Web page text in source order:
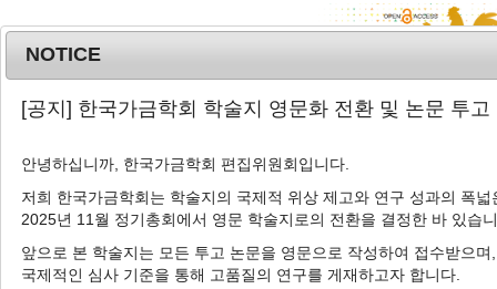
T
o
e
n
a
MENU
Korean J. Poult. Sci. 2024; 51(2):57-
63
pISSN: 1225-6625, eISSN: 2287-5387
Article
NOTICE
[공지] 한국가금학회 학술지 영문화 전환 및 논문 투고
안녕하십니까, 한국가금학회 편집위원회입니다.
저희 한국가금학회는 학술지의 국제적 위상 제고와 연구 성과의 폭넓
2025년 11월 정기총회에서 영문 학술지로의 전환을 결정한 바 있습
앞으로 본 학술지는 모든 투고 논문을 영문으로 작성하여 접수받으며,
국제적인 심사 기준을 통해 고품질의 연구를 게재하고자 합니다.